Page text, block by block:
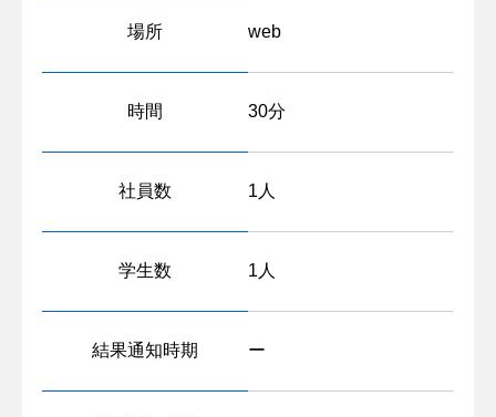
場所 web
時間 30分
社員数 1人
学生数 1人
結果通知時期 ー